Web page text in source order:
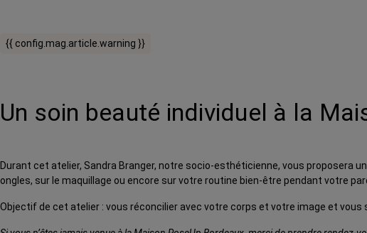
{{ config.mag.article.warning }}
Un soin beauté individuel à la
Durant cet atelier, Sandra Branger, notre socio-esthéticienne, vous proposera
ongles, sur le maquillage ou encore sur votre routine bien-être pendant votre
Objectif de cet atelier : vous réconcilier avec votre corps et votre image et